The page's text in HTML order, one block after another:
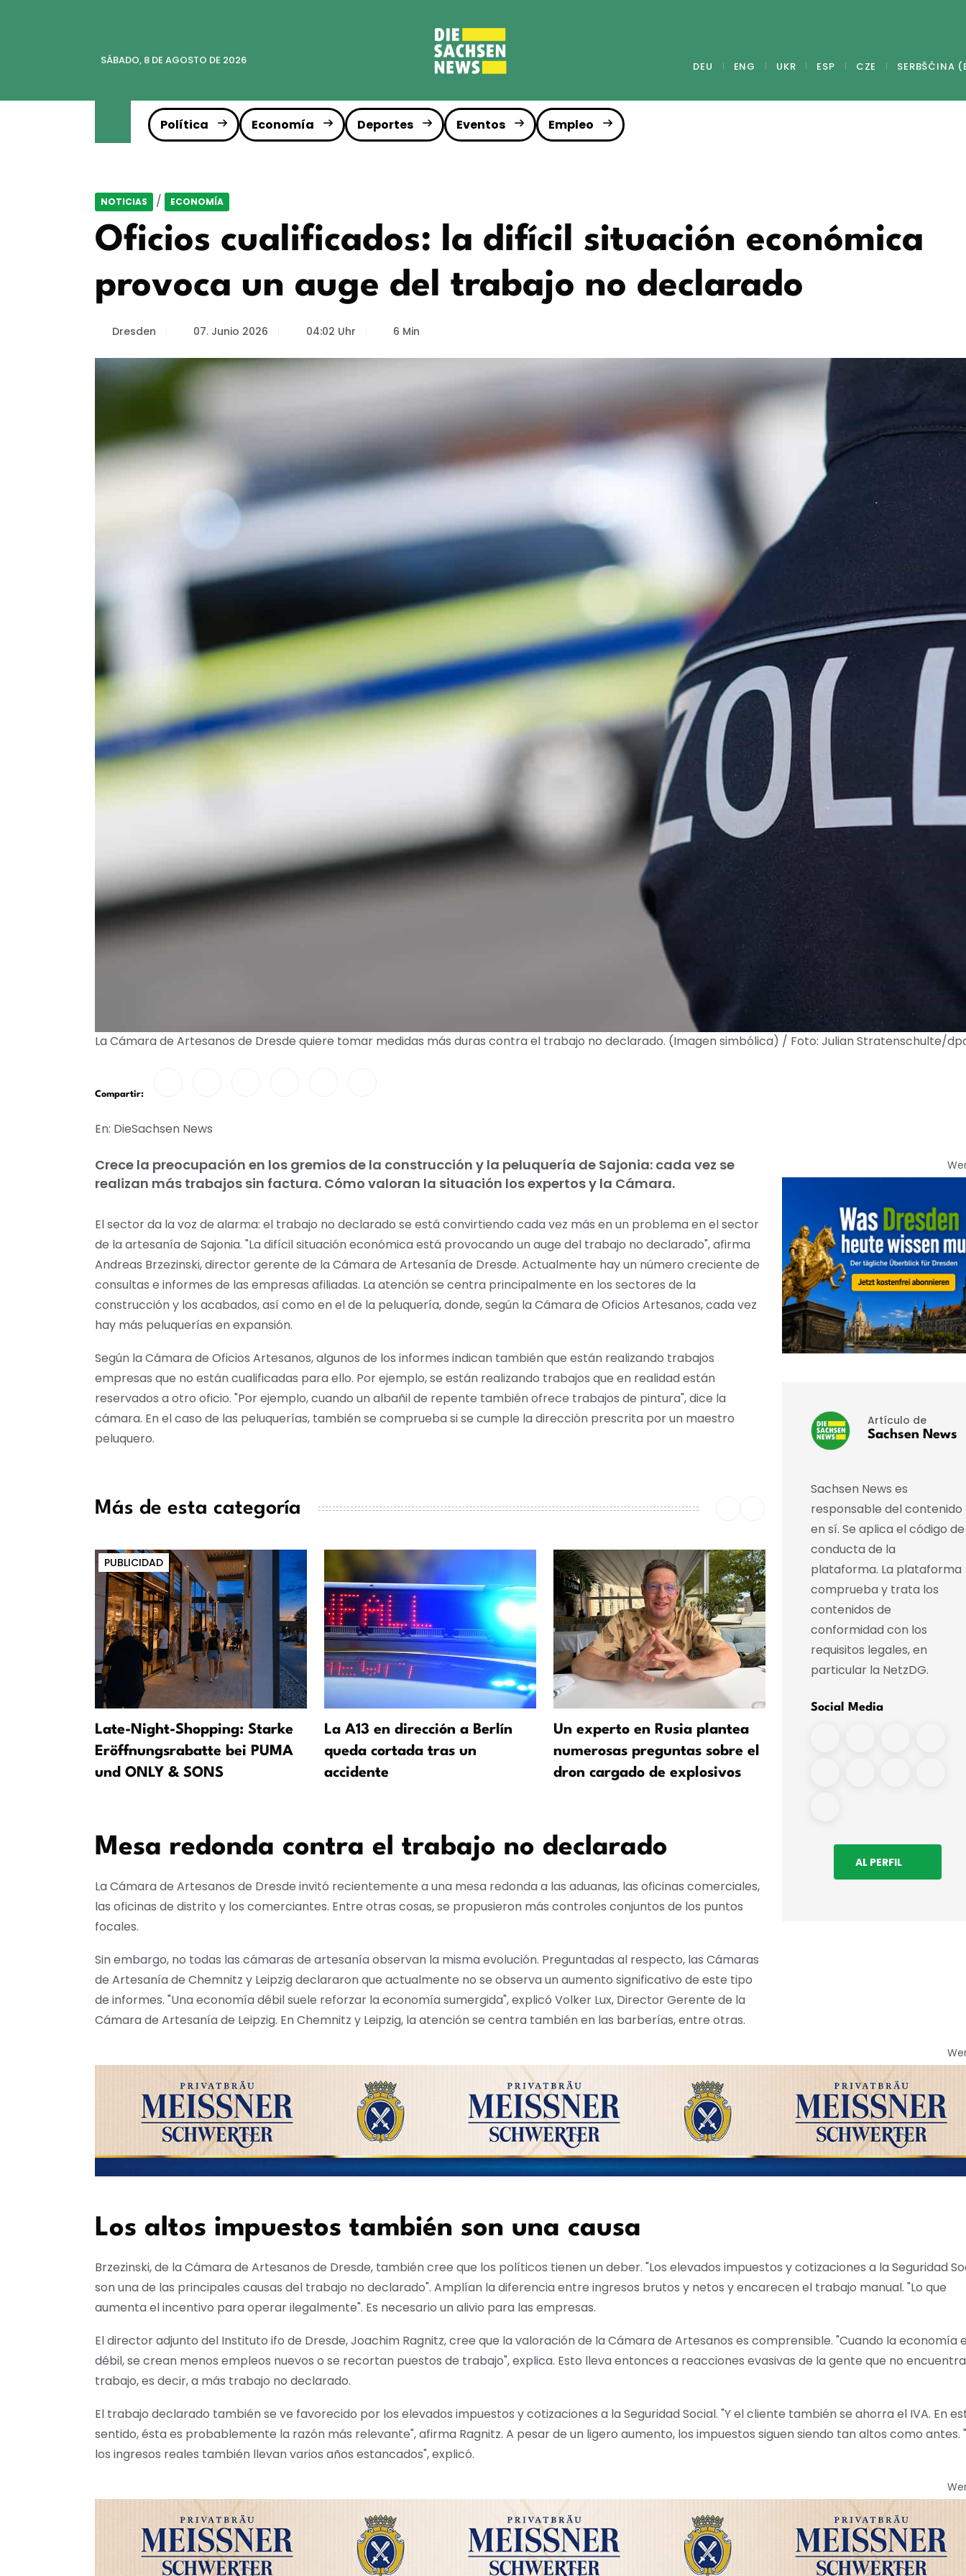
SÁBADO, 8 DE AGOSTO DE 2026 DEU ENG UKR ESP CZE SERBŠĆINA
Política Economía Deportes Eventos Empleo
NOTICIAS / ECONOMÍA
Oficios cualificados: la difícil situación económica
provoca un auge del trabajo no declarado
Dresden 07. Junio 2026 04:02 Uhr 6 Min
La Cámara de Artesanos de Dresde quiere tomar medidas más duras contra el trabajo no declarado. (Imagen simbólica) / Foto: Julian Stratenschulte/
Compartir:
En: DieSachsen News
Crece la preocupación en los gremios de la construcción y la peluquería de Sajonia: cada vez se
realizan más trabajos sin factura. Cómo valoran la situación los expertos y la Cámara.
El sector da la voz de alarma: el trabajo no declarado se está convirtiendo cada vez más en un problema en el sector
de la artesanía de Sajonia. "La difícil situación económica está provocando un auge del trabajo no declarado", afirma
Andreas Brzezinski, director gerente de la Cámara de Artesanía de Dresde. Actualmente hay un número creciente de
consultas e informes de las empresas afiliadas. La atención se centra principalmente en los sectores de la
construcción y los acabados, así como en el de la peluquería, donde, según la Cámara de Oficios Artesanos, cada vez
hay más peluquerías en expansión.
Según la Cámara de Oficios Artesanos, algunos de los informes indican también que están realizando trabajos
empresas que no están cualificadas para ello. Por ejemplo, se están realizando trabajos que en realidad están
reservados a otro oficio. "Por ejemplo, cuando un albañil de repente también ofrece trabajos de pintura", dice la
cámara. En el caso de las peluquerías, también se comprueba si se cumple la dirección prescrita por un maestro
peluquero.
Más de esta categoría
PUBLICIDAD
Late-Night-Shopping: Starke
Eröffnungsrabatte bei PUMA
und ONLY & SONS
La A13 en dirección a Berlín
queda cortada tras un
accidente
Un experto en Rusia plantea
numerosas preguntas sobre el
dron cargado de explosivos
Mesa redonda contra el trabajo no declarado
La Cámara de Artesanos de Dresde invitó recientemente a una mesa redonda a las aduanas, las oficinas comerciales,
las oficinas de distrito y los comerciantes. Entre otras cosas, se propusieron más controles conjuntos de los puntos
focales.
Sin embargo, no todas las cámaras de artesanía observan la misma evolución. Preguntadas al respecto, las Cámaras
de Artesanía de Chemnitz y Leipzig declararon que actualmente no se observa un aumento significativo de este tipo
de informes. "Una economía débil suele reforzar la economía sumergida", explicó Volker Lux, Director Gerente de la
Cámara de Artesanía de Leipzig. En Chemnitz y Leipzig, la atención se centra también en las barberías, entre otras.
Artículo de
Sachsen News
Sachsen News es
responsable del contenido
en sí. Se aplica el código de
conducta de la
plataforma. La plataforma
comprueba y trata los
contenidos de
conformidad con los
requisitos legales, en
particular la NetzDG.
Social Media
AL PERFIL
Los altos impuestos también son una causa
Brzezinski, de la Cámara de Artesanos de Dresde, también cree que los políticos tienen un deber. "Los elevados impuestos y cotizaciones a la Seguridad
son una de las principales causas del trabajo no declarado". Amplían la diferencia entre ingresos brutos y netos y encarecen el trabajo manual. "Lo que
aumenta el incentivo para operar ilegalmente". Es necesario un alivio para las empresas.
El director adjunto del Instituto ifo de Dresde, Joachim Ragnitz, cree que la valoración de la Cámara de Artesanos es comprensible. "Cuando la economía
débil, se crean menos empleos nuevos o se recortan puestos de trabajo", explica. Esto lleva entonces a reacciones evasivas de la gente que no encuentra
trabajo, es decir, a más trabajo no declarado.
El trabajo declarado también se ve favorecido por los elevados impuestos y cotizaciones a la Seguridad Social. "Y el cliente también se ahorra el IVA. En
sentido, ésta es probablemente la razón más relevante", afirma Ragnitz. A pesar de un ligero aumento, los impuestos siguen siendo tan altos como antes.
los ingresos reales también llevan varios años estancados", explicó.